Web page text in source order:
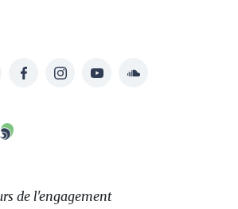
FacebookInstagramYouTubeSoundcloud
de l'engagement